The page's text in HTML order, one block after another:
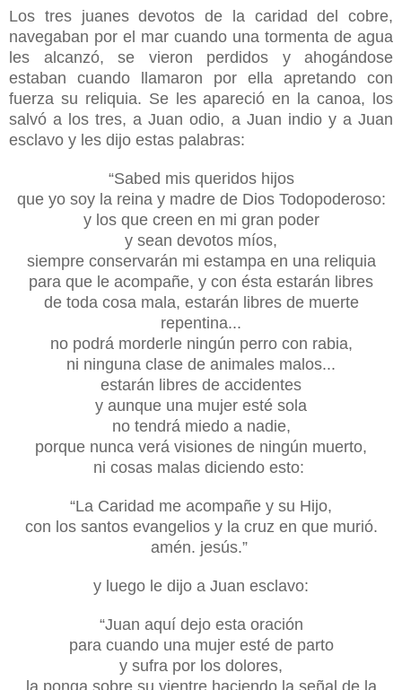
Los tres juanes devotos de la caridad del cobre,
navegaban por el mar cuando una tormenta de agua
les alcanzó, se vieron perdidos y ahogándose
estaban cuando llamaron por ella apretando con
fuerza su reliquia. Se les apareció en la canoa, los
salvó a los tres, a Juan odio, a Juan indio y a Juan
esclavo y les dijo estas palabras:
“Sabed mis queridos hijos
que yo soy la reina y madre de Dios Todopoderoso:
y los que creen en mi gran poder
y sean devotos míos,
siempre conservarán mi estampa en una reliquia
para que le acompañe, y con ésta estarán libres
de toda cosa mala, estarán libres de muerte
repentina...
no podrá morderle ningún perro con rabia,
ni ninguna clase de animales malos...
estarán libres de accidentes
y aunque una mujer esté sola
no tendrá miedo a nadie,
porque nunca verá visiones de ningún muerto,
ni cosas malas diciendo esto:
“La Caridad me acompañe y su Hijo,
con los santos evangelios y la cruz en que murió.
amén. jesús.”
y luego le dijo a Juan esclavo:
“Juan aquí dejo esta oración
para cuando una mujer esté de parto
y sufra por los dolores,
la ponga sobre su vientre haciendo la señal de la